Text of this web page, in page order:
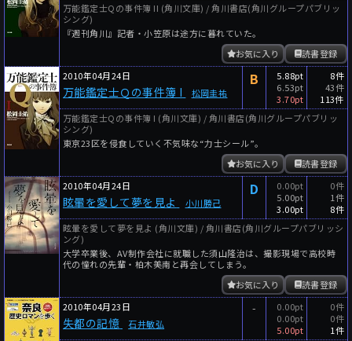
万能鑑定士Qの事件簿 II (角川文庫) / 角川書店(角川グループパブリッ
シング)
『週刊角川』記者・小笠原は途方に暮れていた。
読書登録
お気に入り
2010年04月24日
万能鑑定士Ｑの事件簿 I 松岡圭祐
B
5.88pt
6.53pt
3.70pt
8件
43件
113件
万能鑑定士Qの事件簿 I (角川文庫) / 角川書店(角川グループパブリッ
シング)
東京23区を侵食していく不気味な“力士シール”。
読書登録
お気に入り
2010年04月24日
眩暈を愛して夢を見よ 小川勝己
D
0.00pt
5.00pt
3.00pt
0件
1件
8件
眩暈を愛して夢を見よ (角川文庫) / 角川書店(角川グループパブリッシ
ング)
大学卒業後、AV制作会社に就職した須山隆治は、撮影現場で高校時
代の憧れの先輩・柏木美南と再会してしまう。
読書登録
お気に入り
2010年04月23日
失都の記憶 石井敏弘
-
0.00pt
0.00pt
5.00pt
0件
0件
1件